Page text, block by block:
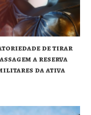
de tirar
a reserva
da ativa